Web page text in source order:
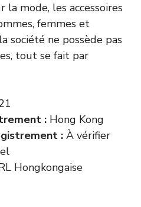
la mode, les accessoires
femmes et
société ne possède pas
tout se fait par
: Hong Kong
: À vérifier
Hongkongaise